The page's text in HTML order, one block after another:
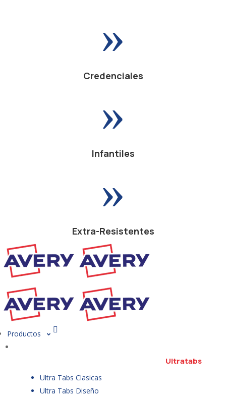
»
Credenciales
»
Infantiles
»
Extra-Resistentes
Productos
Ultratabs
Ultra Tabs Clasicas
Ultra Tabs Diseño